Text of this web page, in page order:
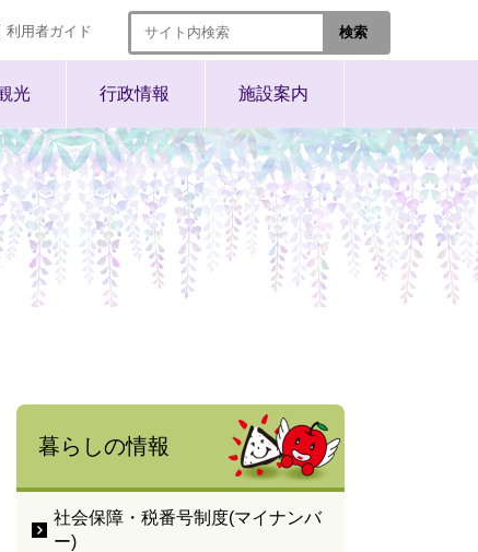
利用者ガイド
光 行政情報 施設案内
暮らしの情報
社会保障・税番号制度(マイナンバ
ー)